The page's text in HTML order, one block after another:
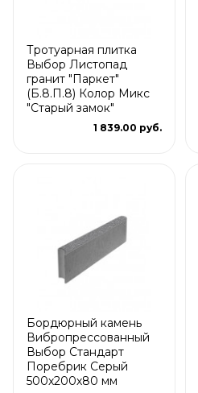
Тротуарная плитка
Выбор Листопад
гранит "Паркет"
(Б.8.П.8) Колор Микс
"Старый замок"
1 839.00 руб.
Бордюрный камень
Вибропрессованный
Выбор Стандарт
Поребрик Серый
500х200х80 мм